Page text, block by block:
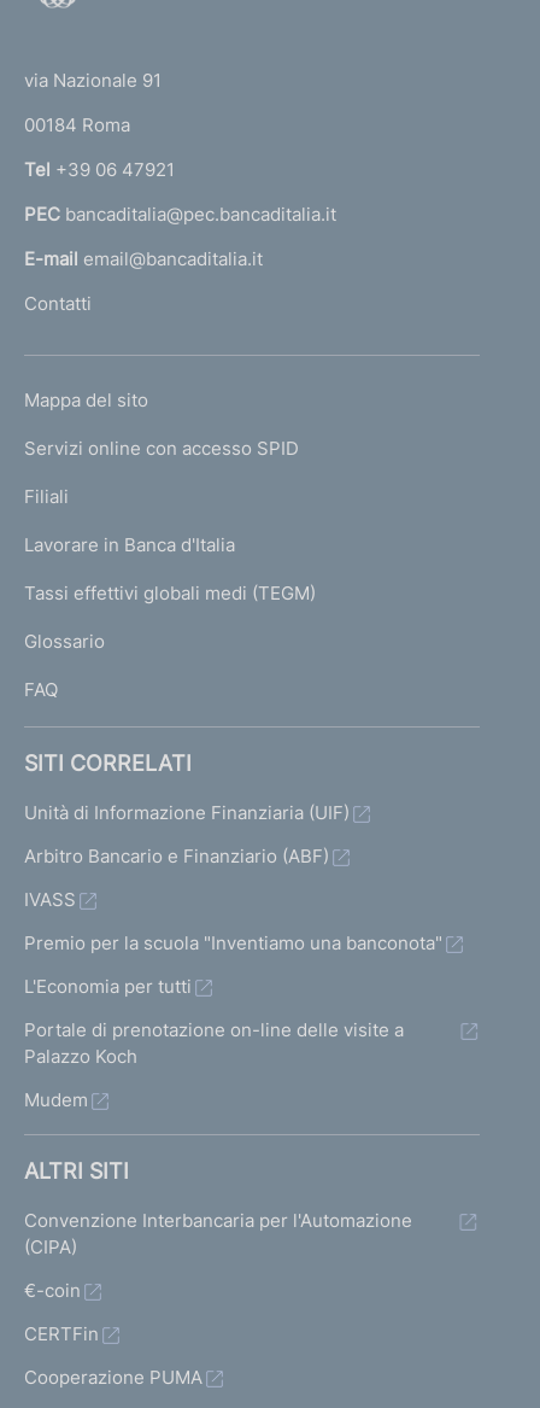
r
n
a
l
'
m
e
a
g
via Nazionale 91
00184 Roma
Tel +39 06 47921
PEC bancaditalia@pec.bancaditalia.it
E-mail email@bancaditalia.it
Contatti
L
N
K
T
I
I
Mappa del sito
Servizi online con accesso SPID
Filiali
Lavorare in Banca d'Italia
Tassi effettivi globali medi (TEGM)
Glossario
FAQ
SITI CORRELATI
Unità di Informazione Finanziaria (UIF)
Arbitro Bancario e Finanziario (ABF)
IVASS
Premio per la scuola "Inventiamo una banconota"
L'Economia per tutti
Portale di prenotazione on-line delle visite a
Palazzo Koch
Mudem
ALTRI SITI
Convenzione Interbancaria per l'Automazione
(CIPA)
€-coin
CERTFin
Cooperazione PUMA